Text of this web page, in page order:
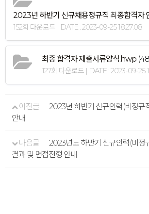
2023년 하반기 신규채용정규직 최종합격자
152회 다운로드 | DATE : 2023-09-25 18:27:08
최종 합격자 제출서류양식.hwp
127회 다운로드 | DATE : 2023-09-25
이전글
2023년 하반기 신규인력(비정규
안내
다음글
2023년도 하반기 신규인력(비정
결과 및 면접전형 안내